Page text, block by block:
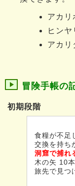
アカリ
ヒンヤ
アカリ
冒険手帳の
初期段階
食糧が不足
交換を持ち
洞窟で捕れ
木の矢 10
旅先で見つ